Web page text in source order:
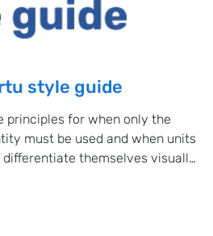
style guide
principles for when only the
must be used and when units
differentiate themselves visually